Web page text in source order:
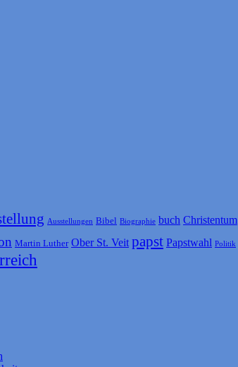
Ausstellungen Bibel Biographie buch Christentum
Martin Luther Ober St. Veit papst Papstwahl Politik